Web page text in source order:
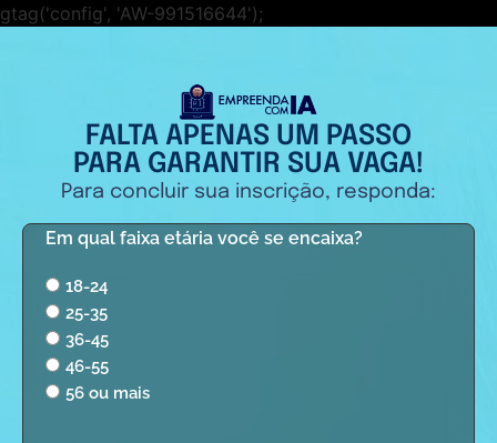
gtag('config', 'AW-991516644');
FALTA APENAS UM PASSO
PARA GARANTIR SUA VAGA!
Para concluir sua inscrição, responda:
Em qual faixa etária você se encaixa?
18-24
25-35
36-45
46-55
56 ou mais